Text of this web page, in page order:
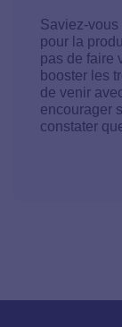
Saviez-
pour la
pas de faire
booster les
de venir
encourager
constater